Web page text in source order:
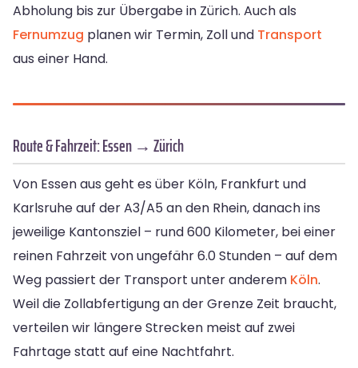
Abholung bis zur Übergabe in Zürich. Auch als
Fernumzug planen wir Termin, Zoll und Transport
aus einer Hand.
Route & Fahrzeit: Essen → Zürich
Von Essen aus geht es über Köln, Frankfurt und
Karlsruhe auf der A3/A5 an den Rhein, danach ins
jeweilige Kantonsziel – rund 600 Kilometer, bei einer
reinen Fahrzeit von ungefähr 6.0 Stunden – auf dem
Weg passiert der Transport unter anderem Köln.
Weil die Zollabfertigung an der Grenze Zeit braucht,
verteilen wir längere Strecken meist auf zwei
Fahrtage statt auf eine Nachtfahrt.